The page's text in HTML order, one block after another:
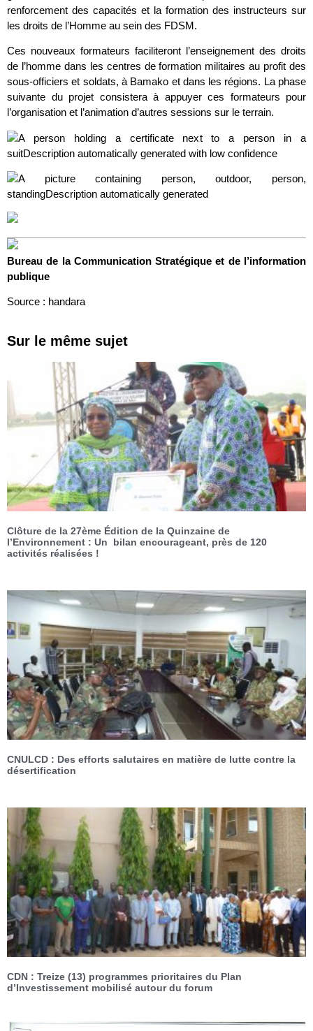
renforcement des capacités et la formation des instructeurs sur
les droits de l’Homme au sein des FDSM.
Ces nouveaux formateurs faciliteront l’enseignement des droits
de l’homme dans les centres de formation militaires au profit des
sous-officiers et soldats, à Bamako et dans les régions. La phase
suivante du projet consistera à appuyer ces formateurs pour
l’organisation et l’animation d’autres sessions sur le terrain.
Bureau de la Communication Stratégique et de l’information
publique
Source : handara
Sur le même sujet
Clôture de la 27ème Édition de la Quinzaine de
l’Environnement : Un bilan encourageant, près de 120
activités réalisées !
CNULCD : Des efforts salutaires en matière de lutte contre la
désertification
CDN : Treize (13) programmes prioritaires du Plan
d’Investissement mobilisé autour du forum